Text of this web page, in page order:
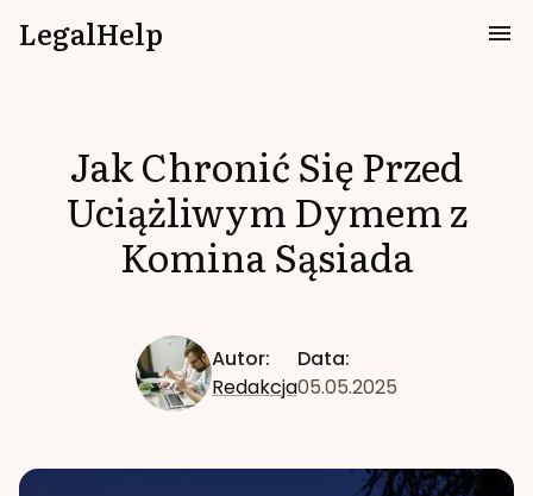
LegalHelp
Jak Chronić Się Przed
Uciążliwym Dymem z
Komina Sąsiada
Autor:
Redakcja
Data:
05.05.2025